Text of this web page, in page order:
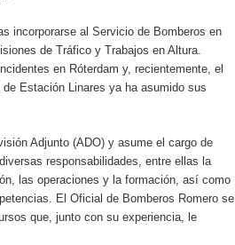
incorporarse al Servicio de Bomberos en
de Tráfico y Trabajos en Altura.
en Róterdam y, recientemente, el
Estación Linares ya ha asumido sus
Adjunto (ADO) y asume el cargo de
responsabilidades, entre ellas la
las operaciones y la formación, así como
El Oficial de Bomberos Romero se
que, junto con su experiencia, le